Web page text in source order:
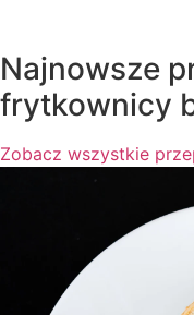
Najnowsze
frytkownicy
Zobacz wszystkie